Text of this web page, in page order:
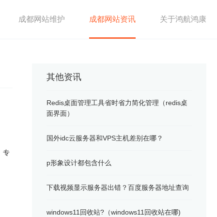
成都网站维护 成都网站资讯 关于鸿航鸿康
专
其他资讯
Redis桌面管理工具省时省力简化管理（redis桌
面界面）
国外idc云服务器和VPS主机差别在哪？
p形象设计都包含什么
下载视频显示服务器出错？百度服务器地址查询
windows11回收站?（windows11回收站在哪)